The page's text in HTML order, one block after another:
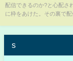
配信できるのか?と心配さ
に枠をあけた。その裏で配
s